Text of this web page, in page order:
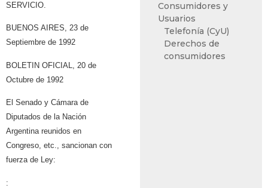
SERVICIO.
BUENOS AIRES, 23 de
Septiembre de 1992
BOLETIN OFICIAL, 20 de
Octubre de 1992
El Senado y Cámara de
Diputados de la Nación
Argentina reunidos en
Congreso, etc., sancionan con
fuerza de Ley:
:
Consumidores y
Usuarios
Telefonía (CyU)
Derechos de
consumidores